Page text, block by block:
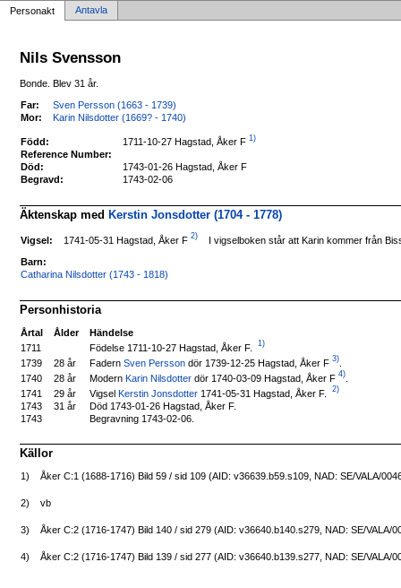
Personakt Antavla
Nils Svensson
Bonde. Blev 31 år.
Far:
Sven Persson (1663 - 1739)
Mor:
Karin Nilsdotter (1669? - 1740)
Född: 1711-10-27 Hagstad, Åker F 1)
Reference Number:
Död:
1743-01-26 Hagstad, Åker F
Begravd:
1743-02-06
Äktenskap medKerstin Jonsdotter (1704 - 1778)
Vigsel: 1741-05-31 Hagstad, Åker F 2) I vigselboken står att Karin kommer från
Barn:
Catharina Nilsdotter (1743 - 1818)
Personhistoria
Årtal Ålder
Händelse
1711
Födelse 1711-10-27 Hagstad, Åker F. 1)
1739 28 år FadernSven Persson dör 1739-12-25 Hagstad, Åker F 3)
1740
28 år ModernKarin Nilsdotter dör 1740-03-09 Hagstad, Åker F 4)
1741
29 år VigselKerstin Jonsdotter 1741-05-31 Hagstad, Åker F. 2)
1743 31 år
Död 1743-01-26 Hagstad, Åker F.
1743
Begravning 1743-02-06.
Källor
1) Åker C:1 (1688-1716) Bild 59 / sid 109 (AID: v36639.b59.s109, NAD: SE/VALA/
2) vb
3) Åker C:2 (1716-1747) Bild 140 / sid 279 (AID: v36640.b140.s279, NAD: SE/VALA/
4) Åker C:2 (1716-1747) Bild 139 / sid 277 (AID: v36640.b139.s277, NAD: SE/VALA/